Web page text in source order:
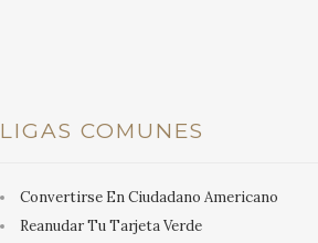
LIGAS COMUNES
Convertirse En Ciudadano Americano
Reanudar Tu Tarjeta Verde